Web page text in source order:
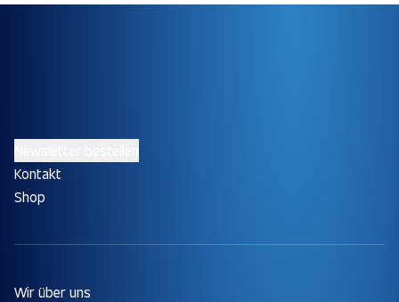
Kontakt
Shop
Wir über uns